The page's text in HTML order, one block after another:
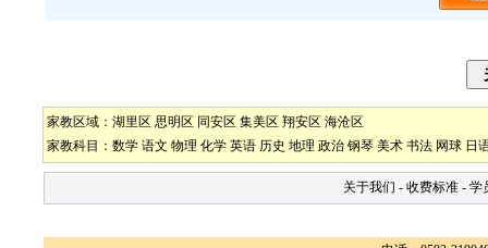
家教区域： 湖里区 思明区 同安区 集美区 翔安区 海沧区
家教科目： 数学 语文 物理 化学 英语 历史 地理 政治 钢琴 美术 书法 网球 日
关于我们 - 收费标准 - 学